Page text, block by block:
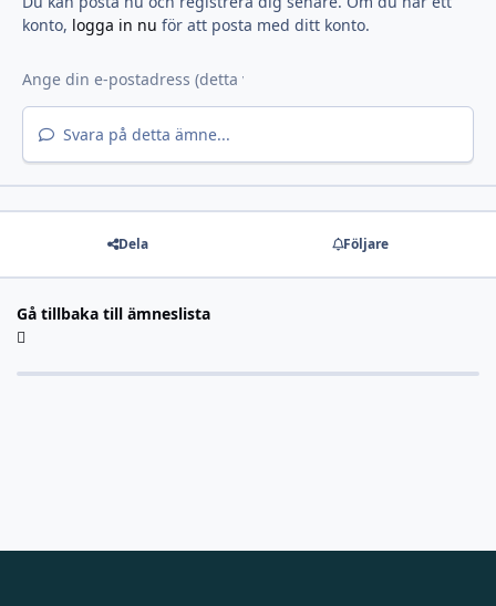
konto, logga in nu för att posta med ditt konto.
Svara på detta ämne...
Dela Följare
Gå tillbaka till ämneslista